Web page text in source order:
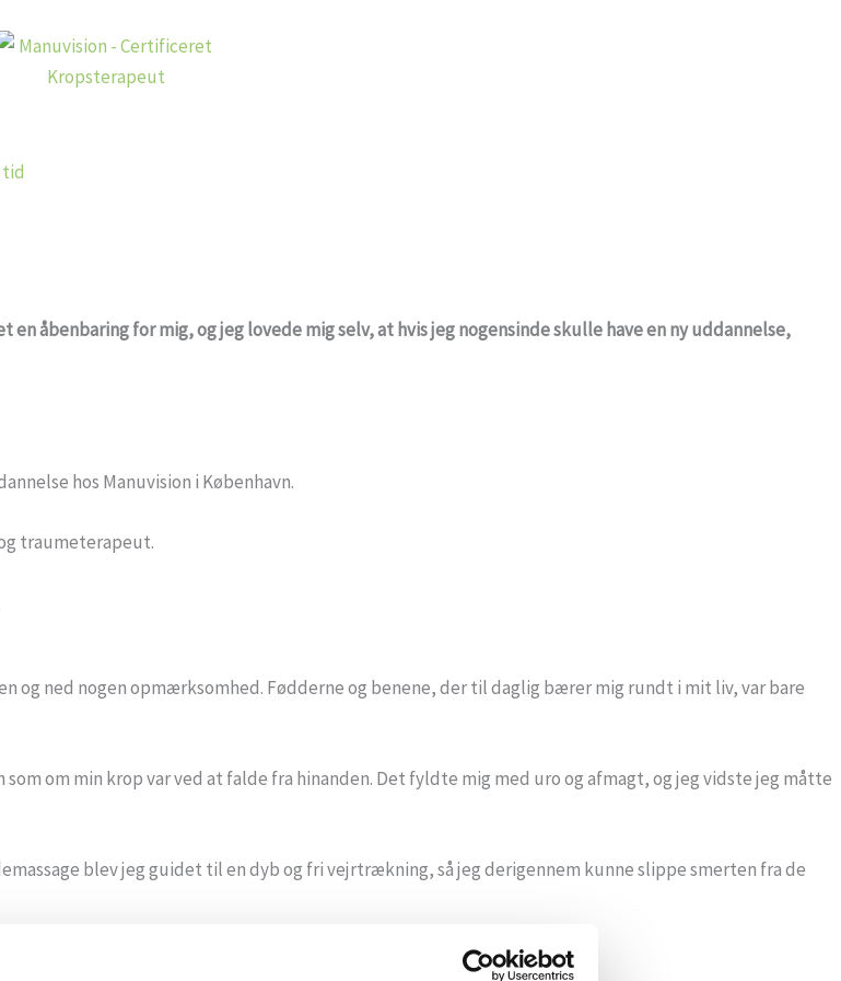
tid
åbenbaring for mig, og jeg lovede mig selv, at hvis jeg nogensinde skulle have en ny uddannelse,
hos Manuvision i København.
traumeterapeut.
og ned nogen opmærksomhed. Fødderne og benene, der til daglig bærer mig rundt i mit liv, var bare
om min krop var ved at falde fra hinanden. Det fyldte mig med uro og afmagt, og jeg vidste jeg måtte
blev jeg guidet til en dyb og fri vejrtrækning, så jeg derigennem kunne slippe smerten fra de
og smerter i vævet.